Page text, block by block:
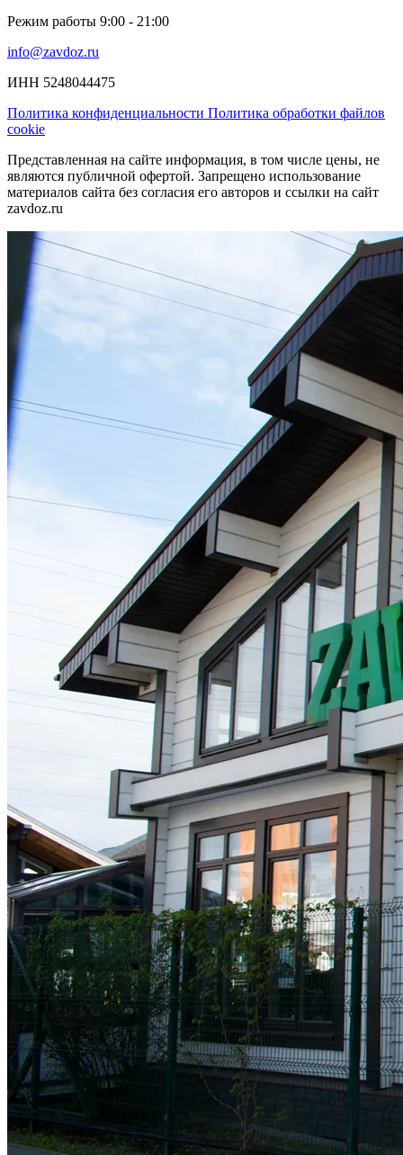
Режим работы 9:00 - 21:00
info@zavdoz.ru
ИНН 5248044475
Политика конфиденциальности Политика обработки файлов
cookie
Представленная на сайте информация, в том числе цены, не
являются публичной офертой. Запрещено использование
материалов сайта без согласия его авторов и ссылки на сайт
zavdoz.ru